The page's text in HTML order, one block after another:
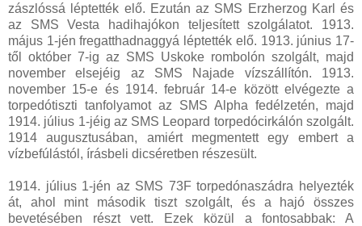
zászlóssá léptették elő. Ezután az SMS Erzherzog Karl és
az SMS Vesta hadihajókon teljesített szolgálatot. 1913.
május 1-jén fregatthadnaggyá léptették elő. 1913. június 17-
től október 7-ig az SMS Uskoke rombolón szolgált, majd
november elsejéig az SMS Najade vízszállítón. 1913.
november 15-e és 1914. február 14-e között elvégezte a
torpedótiszti tanfolyamot az SMS Alpha fedélzetén, majd
1914. július 1-jéig az SMS Leopard torpedócirkálón szolgált.
1914 augusztusában, amiért megmentett egy embert a
vízbefúlástól, írásbeli dicséretben részesült.
1914. július 1-jén az SMS 73F torpedónaszádra helyezték
át, ahol mint második tiszt szolgált, és a hajó összes
bevetésében részt vett. Ezek közül a fontosabbak: A